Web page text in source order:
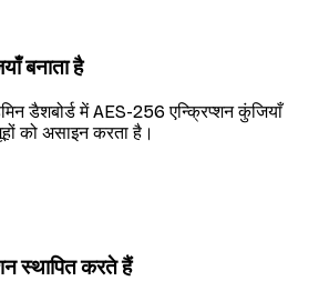
बनाता है
डैशबोर्ड में AES-256 एन्क्रिप्शन कुंजियाँ
को असाइन करता है।
स्थापित करते हैं